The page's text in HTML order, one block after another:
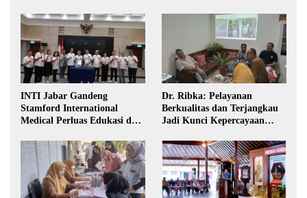
INTI Jabar Gandeng
Stamford International
Medical Perluas Edukasi dan
Dr. Ribka: Pelayanan
Berkualitas dan Terjangkau
Jadi Kunci Kepercayaan